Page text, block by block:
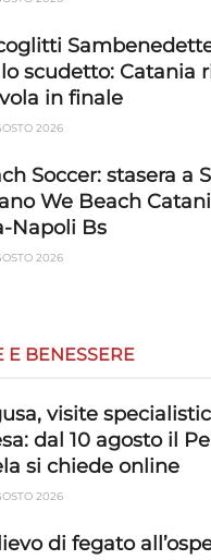
scudetto: Catania
in finale
2026
Soccer: stasera a
We Beach
Napoli Bs
2026
E BENESSERE
visite
dal 10 agosto il
si chiede online
2026
di fegato